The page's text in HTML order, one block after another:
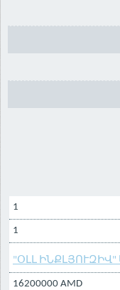
1
1
"ՕԼԼ ԻՆՔԼՅՈՒԶԻՎ"
16200000 AMD